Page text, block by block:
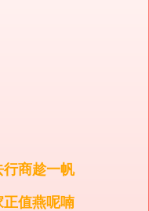
商趁一帆
值燕呢喃